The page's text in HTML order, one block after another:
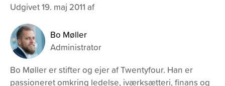
Udgivet 19. maj 2011 af
Bo Møller
Administrator
Bo Møller er stifter og ejer af Twentyfour. Han er
passioneret omkring ledelse, iværksætteri, finans og